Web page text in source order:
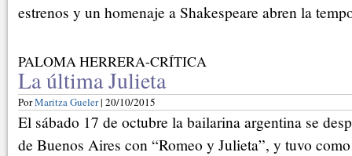
estrenos y un homenaje a Shakespeare abren la
PALOMA HERRERA-CRÍTICA
La última Julieta
PorMaritza Gueler| 20/10/2015
El sábado 17 de octubre la bailarina argentina se
de Buenos Aires con “Romeo y Julieta”, y tuvo